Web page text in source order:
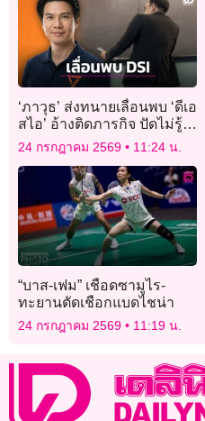
‘ภาวุธ’ ส่งทนายเลื่อนพบ ‘ดีเอ
สไอ’ อ้างติดภารกิจ ปัดไม่รู้
จักใครในแผนผัง Forex ของ
‘ดีเอสไอ’
24 กรกฎาคม 2569 11:24 น.
“บาส-เฟม” เชือดซามูไร-
ทะยานตัดเชือกแบดไชน่า
24 กรกฎาคม 2569 11:19 น.